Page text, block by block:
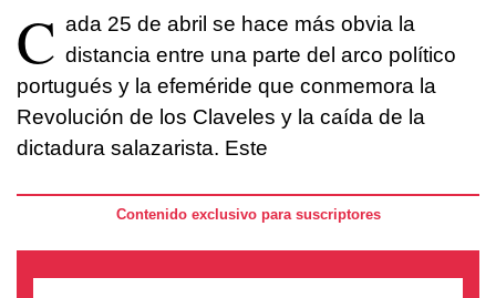
C ada 25 de abril se hace más obvia la
distancia entre una parte del arco político
portugués y la efeméride que conmemora la
Revolución de los Claveles y la caída de la
dictadura salazarista. Este
Contenido exclusivo para suscriptores